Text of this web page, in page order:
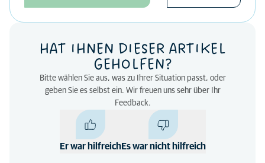
HAT IHNEN DIESER ARTIKEL
GEHOLFEN?
Bitte wählen Sie aus, was zu Ihrer Situation passt, oder
geben Sie es selbst ein. Wir freuen uns sehr über Ihr
Feedback.
Er war hilfreichEs war nicht hilfreich